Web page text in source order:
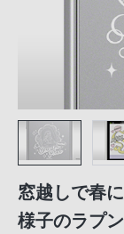
窓越しで春
様子のラプ